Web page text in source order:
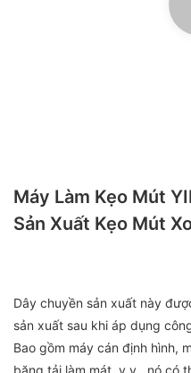
Máy Làm Kẹo Mút
Sản Xuất Kẹo Mút
Dây chuyền sản xuất này
sản xuất sau khi áp dụng
Bao gồm máy cán định hình,